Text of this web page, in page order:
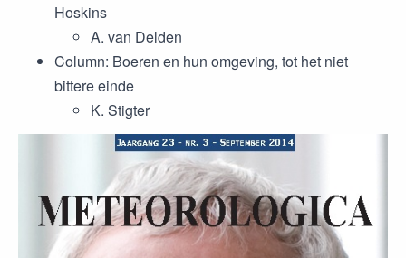
Hoskins
A. van Delden
Column: Boeren en hun omgeving, tot het niet
bittere einde
K. Stigter